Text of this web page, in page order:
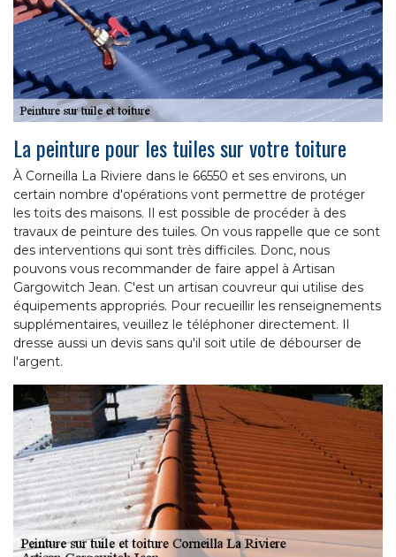
La peinture pour les tuiles sur votre toiture
À Corneilla La Riviere dans le 66550 et ses environs, un
certain nombre d'opérations vont permettre de protéger
les toits des maisons. Il est possible de procéder à des
travaux de peinture des tuiles. On vous rappelle que ce sont
des interventions qui sont très difficiles. Donc, nous
pouvons vous recommander de faire appel à Artisan
Gargowitch Jean. C'est un artisan couvreur qui utilise des
équipements appropriés. Pour recueillir les renseignements
supplémentaires, veuillez le téléphoner directement. Il
dresse aussi un devis sans qu'il soit utile de débourser de
l'argent.